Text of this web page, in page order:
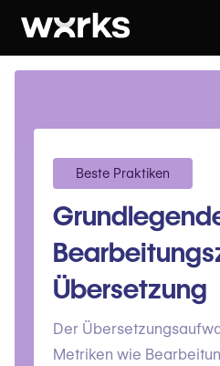
Beste Praktiken
Übersetzung
Der
Metriken wie